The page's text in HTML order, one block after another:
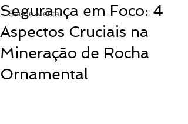
Saúde Mental
Segurança em Foco: 4
Aspectos Cruciais na
Mineração de Rocha
Ornamental